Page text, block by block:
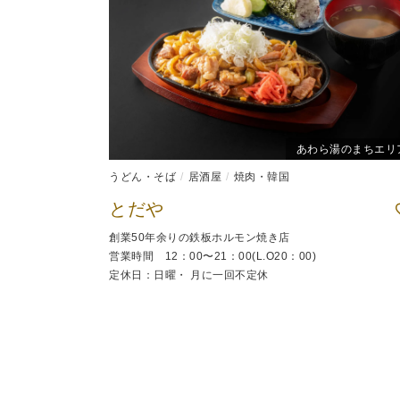
あわら湯のまちエリ
うどん・そば 居酒屋 焼肉・韓国
とだや
創業50年余りの鉄板ホルモン焼き店
営業時間 12：00〜21：00(L.O20：00)
定休日：日曜・ 月に一回不定休